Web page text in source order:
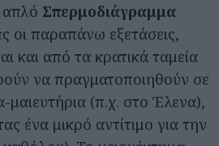
απλό Σπερμοδιάγραμμα
οι παραπάνω εξετάσεις,
και από τα κρατικά ταμεία
να πραγματοποιηθούν σε
μαιευτήρια (π.χ. στο Έλενα),
ένα μικρό αντίτιμο για την